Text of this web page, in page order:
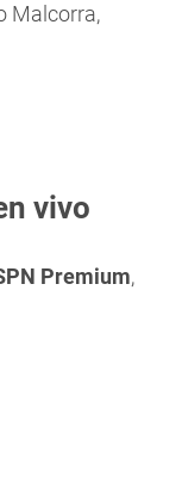
Malcorra,
vivo
Premium,